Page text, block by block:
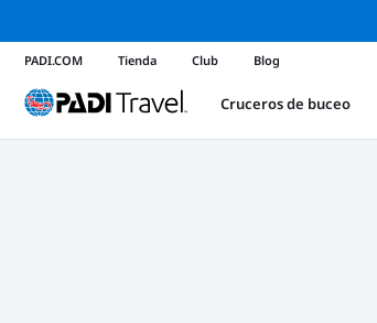
PADI.COM Tienda Club Blog
Cruceros de buceo